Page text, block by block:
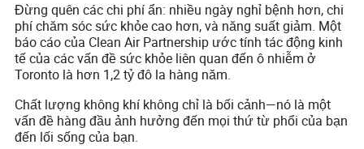
Đừng quên các chi phí ẩn: nhiều ngày nghỉ bệnh hơn, chi
phí chăm sóc sức khỏe cao hơn, và năng suất giảm. Một
báo cáo của Clean Air Partnership ước tính tác động kinh
tế của các vấn đề sức khỏe liên quan đến ô nhiễm ở
Toronto là hơn 1,2 tỷ đô la hàng năm.
Chất lượng không khí không chỉ là bối cảnh—nó là một
vấn đề hàng đầu ảnh hưởng đến mọi thứ từ phổi của bạn
đến lối sống của bạn.